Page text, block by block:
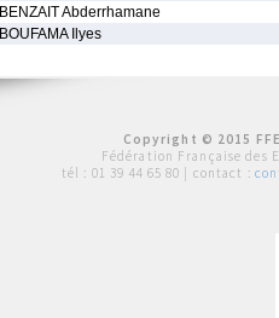
BENZAIT Abderrhamane
BOUFAMA Ilyes
Copyright © 2015
Fédération Française des
tél : 01 39 44 65 80 | contact :